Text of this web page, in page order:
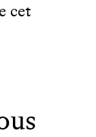
cet